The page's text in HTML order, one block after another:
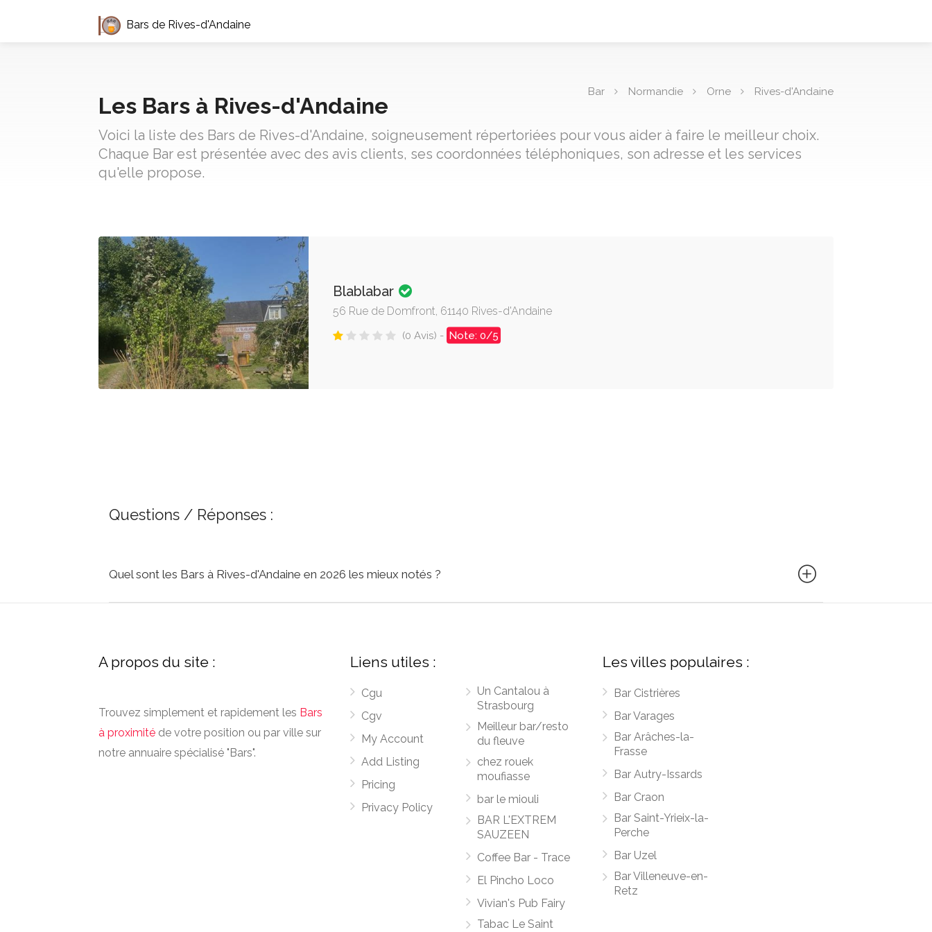
Bars de Rives-d'Andaine
Bar Normandie Orne Rives-d'Andaine
Les Bars à Rives-d'Andaine
Voici la liste des Bars de Rives-d'Andaine, soigneusement répertoriées pour vous aider à faire le meilleur choix.
Chaque Bar est présentée avec des avis clients, ses coordonnées téléphoniques, son adresse et les services
qu'elle propose.
Blablabar
56 Rue de Domfront, 61140 Rives-d'Andaine
(0 Avis) - Note: 0/5
Questions / Réponses :
Quel sont les Bars à Rives-d'Andaine en 2026 les mieux notés ?
A propos du site :
Trouvez simplement et rapidement les Bars
à proximité de votre position ou par ville sur
notre annuaire spécialisé "Bars".
Liens utiles :
Cgu
Cgv
My Account
Add Listing
Pricing
Privacy Policy
Un Cantalou à
Strasbourg
Meilleur bar/resto
du fleuve
chez rouek
moufiasse
bar le miouli
BAR L'EXTREM
SAUZEEN
Coffee Bar - Trace
El Pincho Loco
Vivian's Pub Fairy
Tabac Le Saint
Les villes populaires :
Bar Cistrières
Bar Varages
Bar Arâches-la-
Frasse
Bar Autry-Issards
Bar Craon
Bar Saint-Yrieix-la-
Perche
Bar Uzel
Bar Villeneuve-en-
Retz